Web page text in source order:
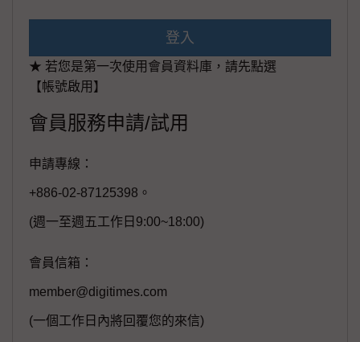
登入
★ 若您是第一次使用會員資料庫，請先點選
【帳號啟用】
會員服務申請/試用
申請專線：
+886-02-87125398。
(週一至週五工作日9:00~18:00)
會員信箱：
member@digitimes.com
(一個工作日內將回覆您的來信)